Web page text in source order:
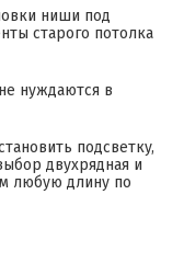
ниши под
старого потолка
нуждаются в
подсветку,
двухрядная и
любую длину по